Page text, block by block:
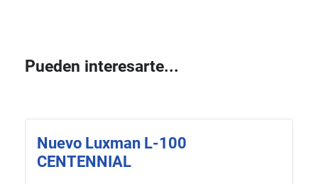
Pueden interesarte...
Nuevo Luxman L-100
CENTENNIAL